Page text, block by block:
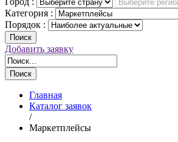
Категория :
Порядок :
Поиск
Добавить заявку
Поиск
Главная
Каталог заявок
/
Маркетплейсы